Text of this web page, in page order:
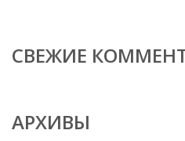
СВЕЖИЕ
АРХИВЫ